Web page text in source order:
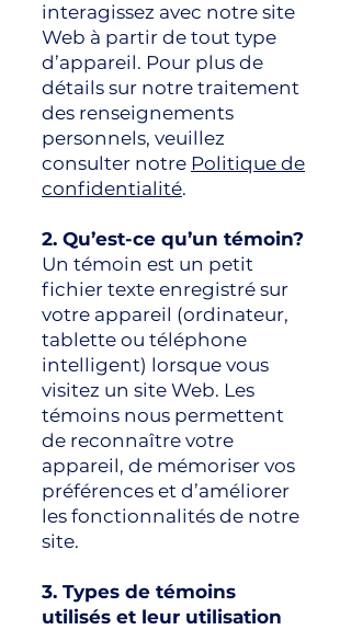
interagissez avec notre site
Web à partir de tout type
d’appareil. Pour plus de
détails sur notre traitement
des renseignements
personnels, veuillez
consulter notre Politique de
confidentialité.
2. Qu’est-ce qu’un témoin?
Un témoin est un petit
fichier texte enregistré sur
votre appareil (ordinateur,
tablette ou téléphone
intelligent) lorsque vous
visitez un site Web. Les
témoins nous permettent
de reconnaître votre
appareil, de mémoriser vos
préférences et d’améliorer
les fonctionnalités de notre
site.
3. Types de témoins
utilisés et leur utilisation